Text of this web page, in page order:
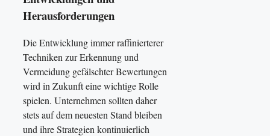
Herausforderungen
Die Entwicklung immer raffinierterer
Techniken zur Erkennung und
Vermeidung gefälschter Bewertungen
wird in Zukunft eine wichtige Rolle
spielen. Unternehmen sollten daher
stets auf dem neuesten Stand bleiben
und ihre Strategien kontinuierlich